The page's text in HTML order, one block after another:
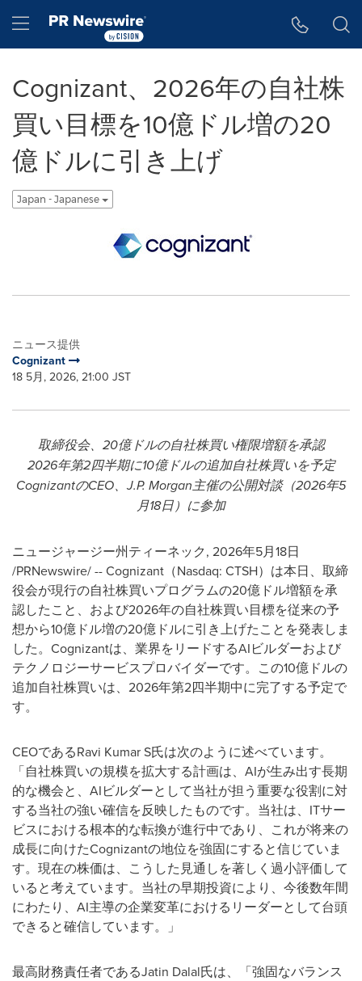
Hamburger menu
Cognizant、2026年の自社株
買い目標を10億ドル増の20
億ドルに引き上げ
Japan - Japanese
ニュース提供
Cognizant
18 5月, 2026, 21:00 JST
取締役会、20億ドルの自社株買い権限増額を承認
2026年第2四半期に10億ドルの追加自社株買いを予定
CognizantのCEO、J.P. Morgan主催の公開対談（2026年5
月18日）に参加
ニュージャージー州ティーネック, 2026年5月18日
/PRNewswire/ -- Cognizant（Nasdaq: CTSH）は本日、取締
役会が現行の自社株買いプログラムの20億ドル増額を承
認したこと、および2026年の自社株買い目標を従来の予
想から10億ドル増の20億ドルに引き上げたことを発表しま
した。Cognizantは、業界をリードするAIビルダーおよび
テクノロジーサービスプロバイダーです。この10億ドルの
追加自社株買いは、2026年第2四半期中に完了する予定で
す。
CEOであるRavi Kumar S氏は次のように述べています。
「自社株買いの規模を拡大する計画は、AIが生み出す長期
的な機会と、AIビルダーとして当社が担う重要な役割に対
する当社の強い確信を反映したものです。当社は、ITサー
ビスにおける根本的な転換が進行中であり、これが将来の
成長に向けたCognizantの地位を強固にすると信じていま
す。現在の株価は、こうした見通しを著しく過小評価して
いると考えています。当社の早期投資により、今後数年間
にわたり、AI主導の企業変革におけるリーダーとして台頭
できると確信しています。」
最高財務責任者であるJatin Dalal氏は、「強固なバランス